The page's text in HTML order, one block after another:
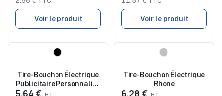
Voir le produit Voir le produit
Tire-Bouchon Électrique
Publicitaire Personnalisé
Breya
5,64 €
Tire-Bouchon Électrique
Rhone
6,28 €